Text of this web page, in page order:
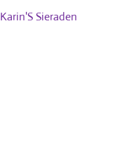
Karin'S Sieraden